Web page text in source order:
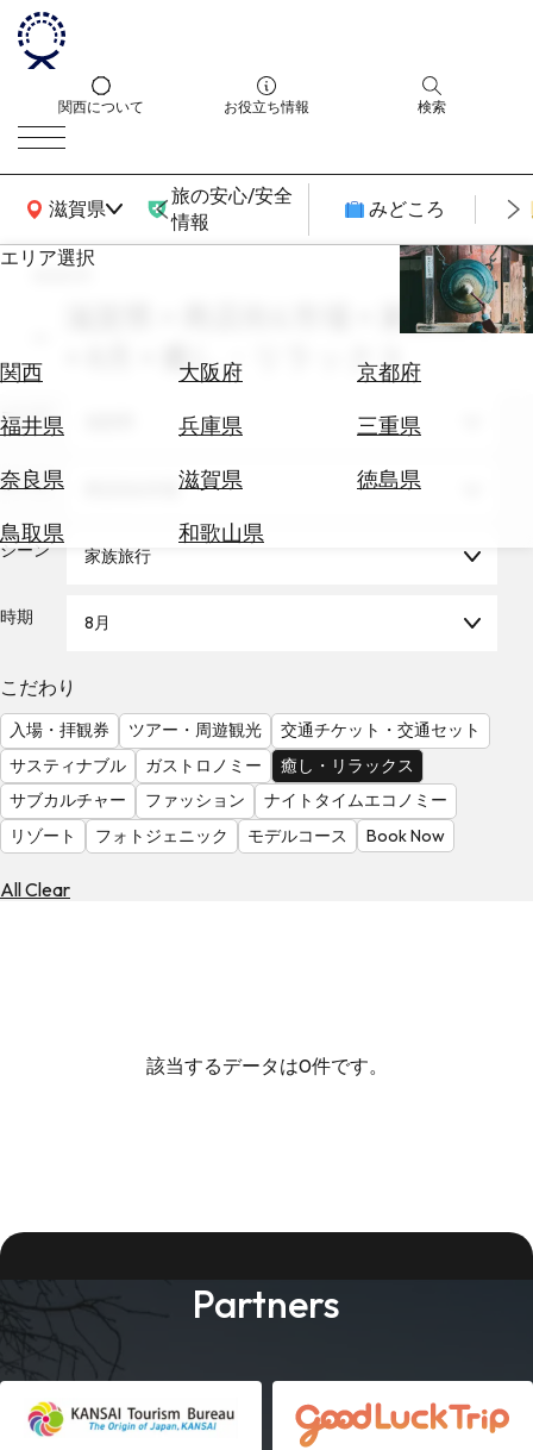
関西について お役立ち情報 検索
滋賀県
関西広域MAP
旅の安心/安全
情報
みどころ
エリア選択
関西 大阪府
京都府
福井県
兵庫県
三重県
奈良県
滋賀県
徳島県
鳥取県
和歌山県
エ
券
テ
を
る
気
を
見
る
search
滋賀県 × 商店街&市場 × 家族旅行
× 8月 × 癒し・リラックス
エリア
テーマ
シーン 家族旅行
時期 8月
こだわり
入場・拝観券 ツアー・周遊観光
交通チケット・交通セット
サスティナブル
ガストロノミー
癒し・リラックス
サブカルチャー
ファッション
ナイトタイムエコノミー
リゾート
フォトジェニック モデルコース Book Now
All Clear
該当するデータは0件です。
Partners